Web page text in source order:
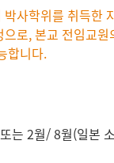
사학위를 취득한
로, 본교 전임교원
합니다.
는 2월/ 8월(일본